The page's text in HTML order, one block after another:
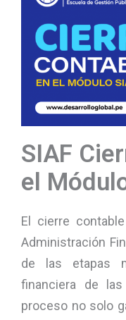
SIAF
el
El cierre
Administración
de las etapas
financiera de
proceso no solo